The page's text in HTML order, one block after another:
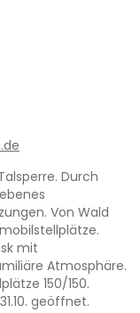
Durch
Von Wald
mit
Atmosphäre.
150/150.
geöffnet.